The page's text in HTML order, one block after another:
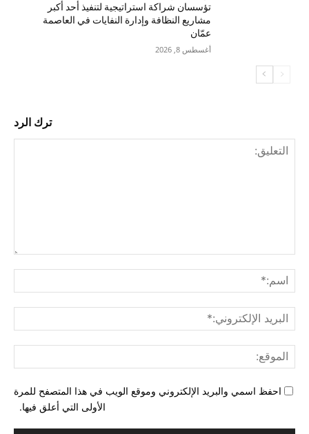
تؤسسان شراكة استراتيجية لتنفيذ أحد أكبر
مشاريع النظافة وإدارة النفايات في العاصمة
عمّان
أغسطس 8, 2026
ترك الرد
احفظ اسمي والبريد الإلكتروني وموقع الويب في هذا المتصفح للمرة
الأولى التي أعلق فيها.